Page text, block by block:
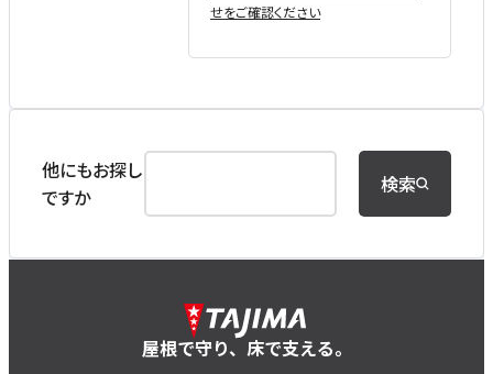
せをご確認ください
他にもお探し
ですか
検索
屋根で守り、床で支える。